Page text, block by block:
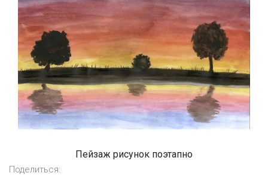
Пейзаж рисунок поэтапно
Поделиться: